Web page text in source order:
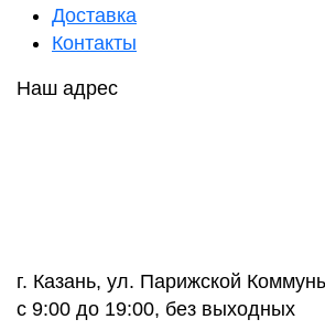
Доставка
Контакты
Наш адрес
г. Казань, ул. Парижской
с 9:00 до 19:00, без выходных